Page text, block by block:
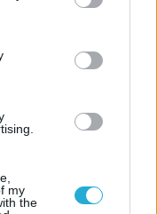
third-party tags to
in below Google
my
the
νίκες του